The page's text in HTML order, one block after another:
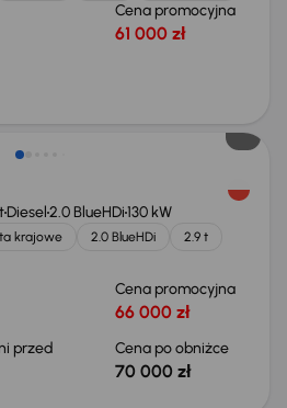
Cena promocyjna
61 000 zł
Diesel2.0 BlueHDi130 kW
krajowe 2.0 BlueHDi
2.9 t
Cena promocyjna
66 000 zł
przed
Cena po obniżce
70 000 zł